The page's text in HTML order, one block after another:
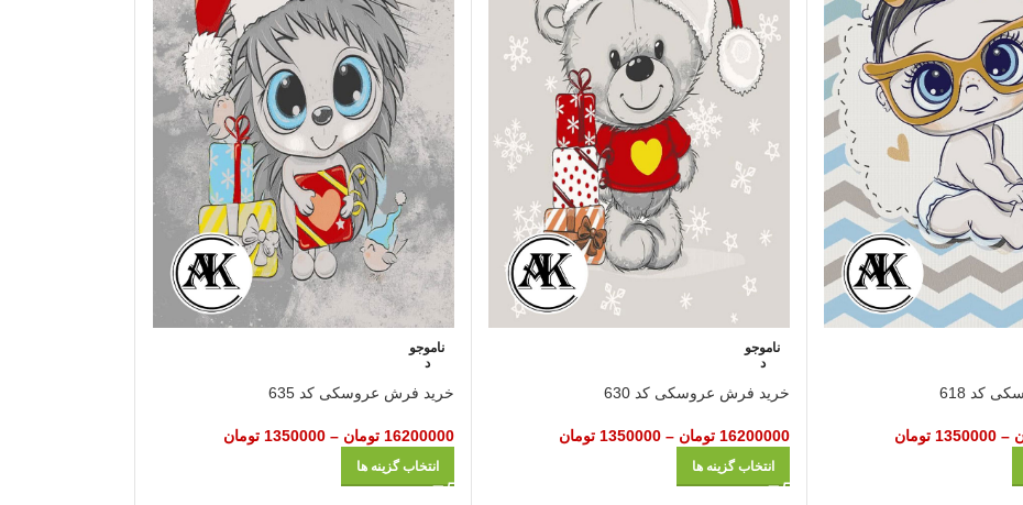
کد 618
–
1350000 تومان
ناموجو
د
خرید فرش عروسکی کد 630
16200000 تومان –
1350000 تومان
انتخاب گزینه ها
ناموجو
د
خرید فرش عروسکی کد 635
16200000 تومان –
1350000 تومان
انتخاب گزینه ها